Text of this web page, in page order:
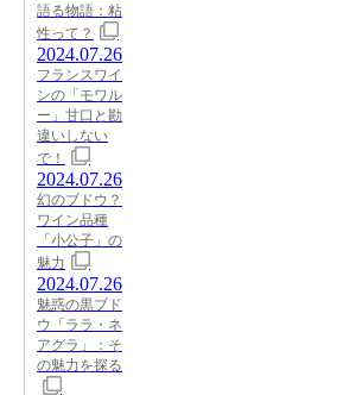
語る物語：粘
性って？
2024.07.26
フランスワイ
ンの「モワル
ー」甘口と勘
違いしない
で！
2024.07.26
幻のブドウ？
ワイン品種
「小公子」の
魅力
2024.07.26
魅惑の黒ブド
ウ「ララ・ネ
アグラ」：そ
の魅力を探る